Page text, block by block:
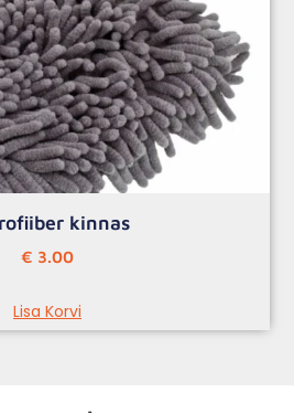
kinnas
€ 3.00
Lisa Korvi